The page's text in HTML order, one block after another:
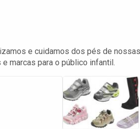
e cuidamos dos pés de nossas
marcas para o público infantil.